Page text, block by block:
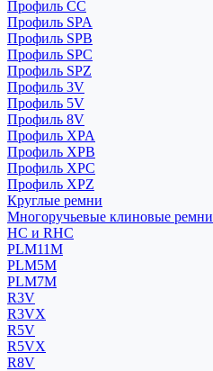
Профиль CC
Профиль SPA
Профиль SPB
Профиль SPC
Профиль SPZ
Профиль 3V
Профиль 5V
Профиль 8V
Профиль XPA
Профиль XPB
Профиль XPC
Профиль XPZ
Круглые ремни
Многоручьевые клиновые ремни
HC и RHC
PLM11M
PLM5M
PLM7M
R3V
R3VX
R5V
R5VX
R8V